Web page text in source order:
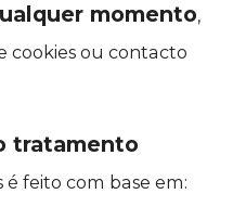
momento,
cookies ou contacto
tratamento
feito com base em: